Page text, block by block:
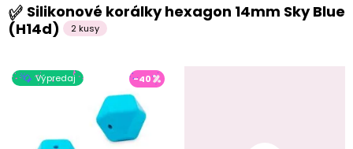
Silikonové korálky hexagon 14mm Sky Blue
(H14d)
2 kusy
Výpredaj -40